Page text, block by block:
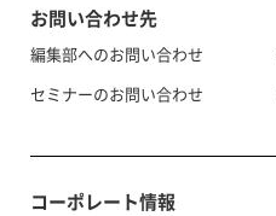
お問い合わせ先
編集部へのお問い合わせ
セミナーのお問い合わせ
コーポレート情報